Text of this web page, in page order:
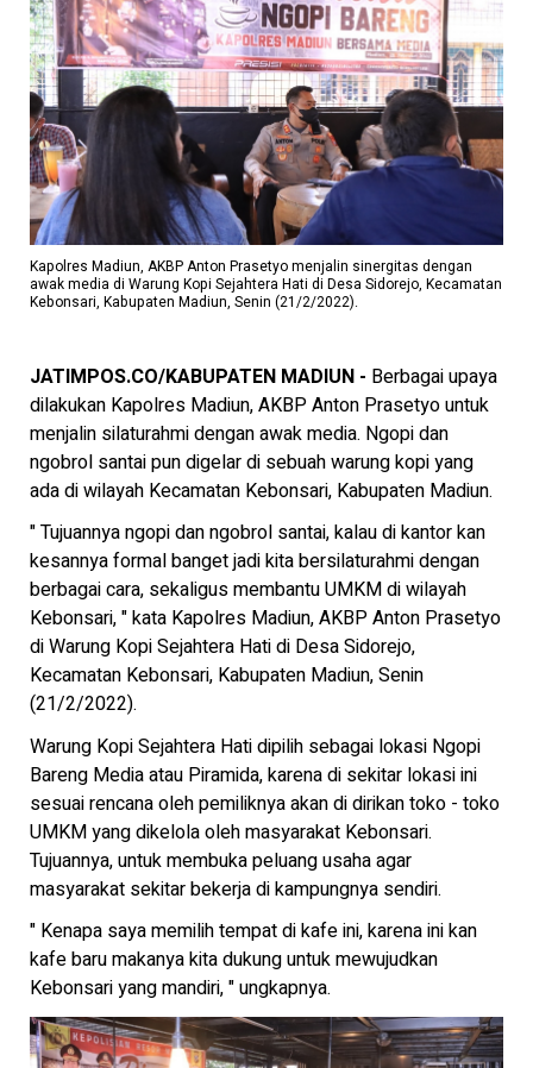
Kapolres Madiun, AKBP Anton Prasetyo menjalin sinergitas dengan
awak media di Warung Kopi Sejahtera Hati di Desa Sidorejo, Kecamatan
Kebonsari, Kabupaten Madiun, Senin (21/2/2022).
JATIMPOS.CO/KABUPATEN MADIUN - Berbagai upaya
dilakukan Kapolres Madiun, AKBP Anton Prasetyo untuk
menjalin silaturahmi dengan awak media. Ngopi dan
ngobrol santai pun digelar di sebuah warung kopi yang
ada di wilayah Kecamatan Kebonsari, Kabupaten Madiun.
" Tujuannya ngopi dan ngobrol santai, kalau di kantor kan
kesannya formal banget jadi kita bersilaturahmi dengan
berbagai cara, sekaligus membantu UMKM di wilayah
Kebonsari, " kata Kapolres Madiun, AKBP Anton Prasetyo
di Warung Kopi Sejahtera Hati di Desa Sidorejo,
Kecamatan Kebonsari, Kabupaten Madiun, Senin
(21/2/2022).
Warung Kopi Sejahtera Hati dipilih sebagai lokasi Ngopi
Bareng Media atau Piramida, karena di sekitar lokasi ini
sesuai rencana oleh pemiliknya akan di dirikan toko - toko
UMKM yang dikelola oleh masyarakat Kebonsari.
Tujuannya, untuk membuka peluang usaha agar
masyarakat sekitar bekerja di kampungnya sendiri.
" Kenapa saya memilih tempat di kafe ini, karena ini kan
kafe baru makanya kita dukung untuk mewujudkan
Kebonsari yang mandiri, " ungkapnya.